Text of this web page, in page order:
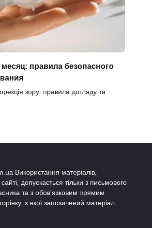
правила безопасного
зору: правила догляду та
Використання матеріалів,
допускається тільки з письмового
та з обов'язковим прямим
з якої запозичений матеріал.